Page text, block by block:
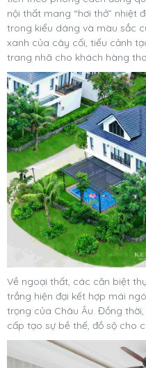
nội thất mang “hơi thở” nhiệt
trong kiểu dáng và màu sắc
xanh của cây cối, tiểu cảnh
trang nhã cho khách hàng
Về ngoại thất, các căn biệt
trắng hiện đại kết hợp mái
trọng của Châu Âu. Đồng
cấp tạo sự bề thế, đồ sộ cho